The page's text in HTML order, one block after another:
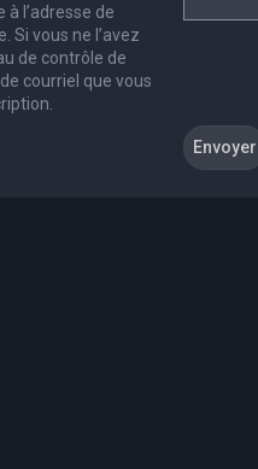
l’adresse de
Si vous ne l’avez
de contrôle de
de courriel que vous